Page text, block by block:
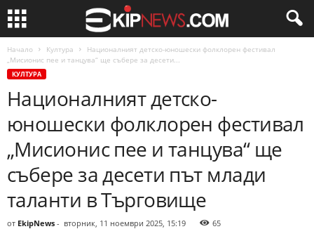
Начало Култура
Националният детско-юношески фолклорен фестивал
„Мисионис пее и танцува“ ще събере за десети...
КУЛТУРА
Националният детско-
юношески фолклорен фестивал
„Мисионис пее и танцува“ ще
събере за десети път млади
таланти в Търговище
от EkipNews - вторник, 11 ноември 2025, 15:19 65